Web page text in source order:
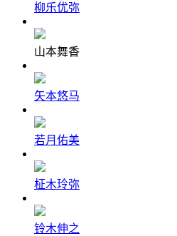
柳乐优弥
山本舞香
矢本悠马
若月佑美
柾木玲弥
铃木伸之